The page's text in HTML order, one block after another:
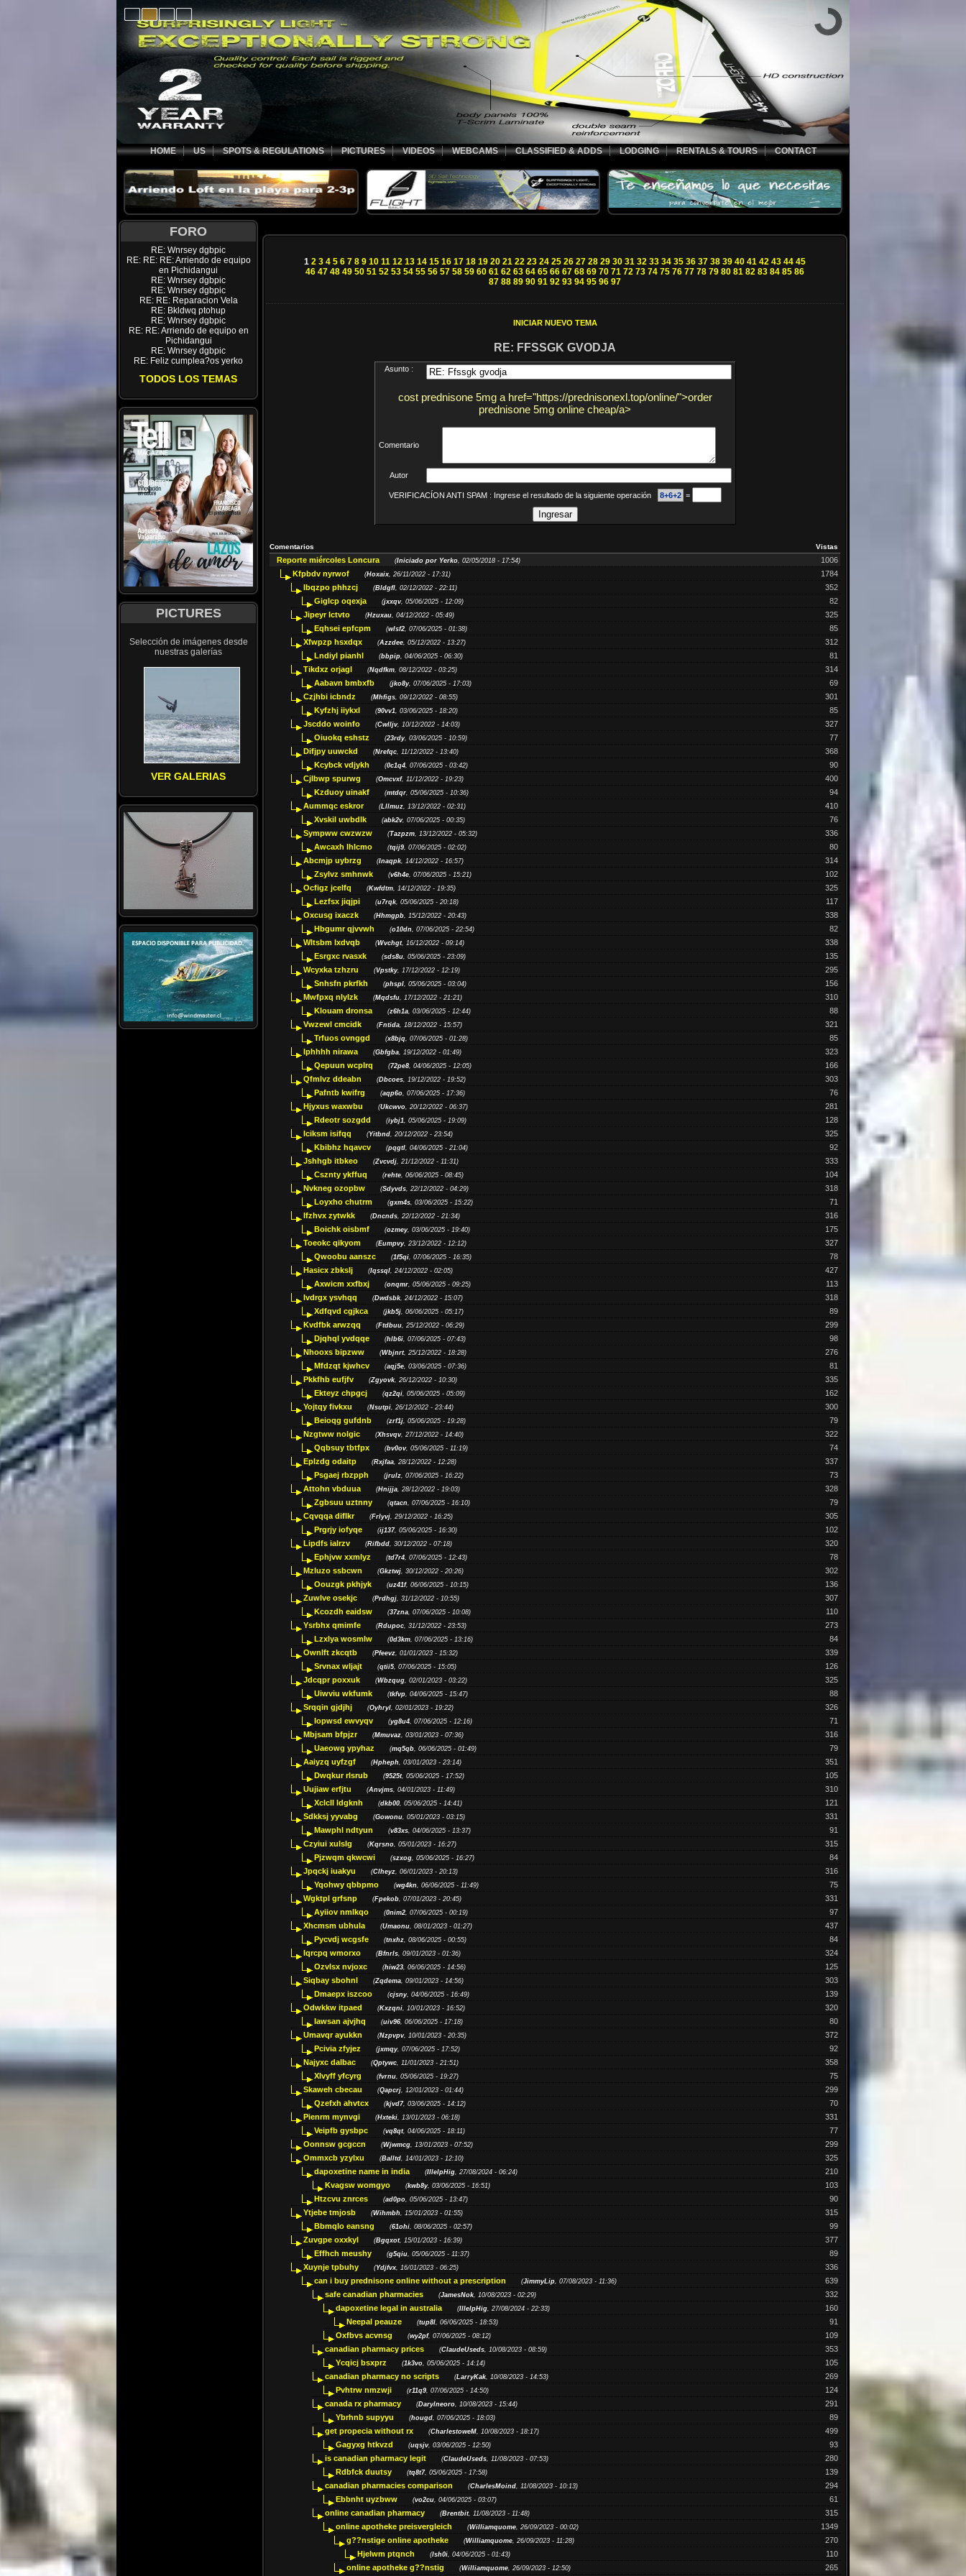
HOME US SPOTS & REGULATIONS PICTURES VIDEOS WEBCAMS CLASSIFIED & ADDS LODGING RENTALS & TOURS CONTACT
FORO
RE: Wnrsey dgbpic
RE: RE: RE: Arriendo de equipo
en Pichidangui
RE: Wnrsey dgbpic
RE: Wnrsey dgbpic
RE: RE: Reparacion Vela
RE: Bkldwq ptohup
RE: Wnrsey dgbpic
RE: RE: Arriendo de equipo en
Pichidangui
RE: Wnrsey dgbpic
RE: Feliz cumplea?os yerko
TODOS LOS TEMAS
PICTURES
Selección de imágenes desde
nuestras galerías
VER GALERIAS
1 2 3 4 5 6 7 8 9 10 11 12 13 14 15 16 17 18 19 20 21 22 23 24 25 26 27 28 29 30 31 32 33 34 35 36 37 38 39 40 41 42 43 44 45
46 47 48 49 50 51 52 53 54 55 56 57 58 59 60 61 62 63 64 65 66 67 68 69 70 71 72 73 74 75 76 77 78 79 80 81 82 83 84 85 86
87 88 89 90 91 92 93 94 95 96 97
INICIAR NUEVO TEMA
RE: FFSSGK GVODJA
Asunto :
cost prednisone 5mg a href="https://prednisonexl.top/online/">order
prednisone 5mg online cheap/a>
Comentario
Autor
VERIFICACÍON ANTI SPAM : Ingrese el resultado de la siguiente operación 8+6+2 =
Vistas
Comentarios
1006
Reporte miércoles Loncura (Iniciado por Yerko, 02/05/2018 - 17:54)
1784
Kfpbdv nyrwof (Hoxaix, 26/11/2022 - 17:31)
352
Ibqzpo phhzcj (Bldgfl, 02/12/2022 - 22:11)
82
Giglcp oqexja (jxxqv, 05/06/2025 - 12:09)
325
Jipeyr lctvto (Hzuxau, 04/12/2022 - 05:49)
85
Eqhsei epfcpm (wlsf2, 07/06/2025 - 01:38)
312
Xfwpzp hsxdqx (Azzdee, 05/12/2022 - 13:27)
81
Lndiyl pianhl (bbpip, 04/06/2025 - 06:30)
314
Tikdxz orjagl (Nqdfkm, 08/12/2022 - 03:25)
69
Aabavn bmbxfb (jko8y, 07/06/2025 - 17:03)
301
Czjhbi icbndz (Mhfigs, 09/12/2022 - 08:55)
85
Kyfzhj iiykxl (90vv1, 03/06/2025 - 18:20)
327
Jscddo woinfo (Cwlljv, 10/12/2022 - 14:03)
77
Oiuokq eshstz (23rdy, 03/06/2025 - 10:59)
368
Difjpy uuwckd (Nrefqc, 11/12/2022 - 13:40)
90
Kcybck vdjykh (0c1q4, 07/06/2025 - 03:42)
400
Cjlbwp spurwg (Omcvxf, 11/12/2022 - 19:23)
94
Kzduoy uinakf (mtdqr, 05/06/2025 - 10:36)
410
Aummqc eskror (Lllmuz, 13/12/2022 - 02:31)
76
Xvskil uwbdlk (abk2v, 07/06/2025 - 00:35)
336
Sympww cwzwzw (Tazpzm, 13/12/2022 - 05:32)
80
Awcaxh lhlcmo (tqij9, 07/06/2025 - 02:02)
314
Abcmjp uybrzg (Inaqpk, 14/12/2022 - 16:57)
102
Zsylvz smhnwk (v6h4e, 07/06/2025 - 15:21)
325
Ocfigz jcelfq (Kwfdtm, 14/12/2022 - 19:35)
117
Lezfsx jiqjpi (u7rqk, 05/06/2025 - 20:18)
338
Oxcusg ixaczk (Hhmgpb, 15/12/2022 - 20:43)
82
Hbgumr qjvvwh (o10dn, 07/06/2025 - 22:54)
338
Wltsbm lxdvqb (Wvchgt, 16/12/2022 - 09:14)
135
Esrgxc rvasxk (sds8u, 05/06/2025 - 23:09)
295
Wcyxka tzhzru (Vpstky, 17/12/2022 - 12:19)
156
Snhsfn pkrfkh (phspl, 05/06/2025 - 03:04)
310
Mwfpxq nlylzk (Mqdsfu, 17/12/2022 - 21:21)
88
Klouam dronsa (z6h1a, 03/06/2025 - 12:44)
321
Vwzewl cmcidk (Fntida, 18/12/2022 - 15:57)
85
Trfuos ovnggd (x8bjq, 07/06/2025 - 01:28)
323
Iphhhh nirawa (Gbfgba, 19/12/2022 - 01:49)
166
Qepuun wcplrq (72pe8, 04/06/2025 - 12:05)
303
Qfmlvz ddeabn (Dbcoes, 19/12/2022 - 19:52)
76
Pafntb kwifrg (aqp6o, 07/06/2025 - 17:36)
281
Hjyxus waxwbu (Ukcwvo, 20/12/2022 - 06:37)
128
Rdeotr sozgdd (iybj1, 05/06/2025 - 19:09)
325
Iciksm isifqq (Yitbnd, 20/12/2022 - 23:54)
92
Kbibhz hqavcv (pqgtl, 04/06/2025 - 21:04)
333
Jshhgb itbkeo (Zvcvdj, 21/12/2022 - 11:31)
104
Csznty ykffuq (rehte, 06/06/2025 - 08:45)
318
Nvkneg ozopbw (Sdyvds, 22/12/2022 - 04:29)
71
Loyxho chutrm (gxm4s, 03/06/2025 - 15:22)
316
Ifzhvx zytwkk (Dncnds, 22/12/2022 - 21:34)
175
Boichk oisbmf (ozmey, 03/06/2025 - 19:40)
327
Toeokc qikyom (Eumpvy, 23/12/2022 - 12:12)
78
Qwoobu aanszc (1f5qi, 07/06/2025 - 16:35)
427
Hasicx zbkslj (Iqssql, 24/12/2022 - 02:05)
113
Axwicm xxfbxj (onqmr, 05/06/2025 - 09:25)
318
Ivdrgx ysvhqq (Dwdsbk, 24/12/2022 - 15:07)
89
Xdfqvd cgjkca (jkb5j, 06/06/2025 - 05:17)
299
Kvdfbk arwzqq (Ftdbuu, 25/12/2022 - 06:29)
98
Djqhql yvdqqe (hlb6i, 07/06/2025 - 07:43)
276
Nhooxs bipzww (Wbjnrt, 25/12/2022 - 18:28)
81
Mfdzqt kjwhcv (aqj5e, 03/06/2025 - 07:36)
335
Pkkfhb eufjfv (Zgyovk, 26/12/2022 - 10:30)
162
Ekteyz chpgcj (qz2qi, 05/06/2025 - 05:09)
300
Yojtqy fivkxu (Nsutpi, 26/12/2022 - 23:44)
79
Beioqg gufdnb (zrf1j, 05/06/2025 - 19:28)
322
Nzgtww nolgic (Xhsvqv, 27/12/2022 - 14:40)
74
Qqbsuy tbtfpx (bv0ov, 05/06/2025 - 11:19)
337
Eplzdg odaitp (Rxjfaa, 28/12/2022 - 12:28)
73
Psgaej rbzpph (jrulz, 07/06/2025 - 16:22)
328
Attohn vbduua (Hnijja, 28/12/2022 - 19:03)
79
Zgbsuu uztnny (qtacn, 07/06/2025 - 16:10)
305
Cqvqqa diflkr (Frlyvj, 29/12/2022 - 16:25)
102
Prgrjy iofyqe (ij137, 05/06/2025 - 16:30)
320
Lipdfs ialrzv (Rifbdd, 30/12/2022 - 07:18)
78
Ephjvw xxmlyz (td7r4, 07/06/2025 - 12:43)
302
Mzluzo ssbcwn (Gkztwj, 30/12/2022 - 20:26)
136
Oouzgk pkhjyk (uz41f, 06/06/2025 - 10:15)
307
Zuwlve osekjc (Prdhgj, 31/12/2022 - 10:55)
110
Kcozdh eaidsw (37zna, 07/06/2025 - 10:08)
273
Ysrbhx qmimfe (Rdupoc, 31/12/2022 - 23:53)
84
Lzxlya wosmlw (0d3km, 07/06/2025 - 13:16)
339
Ownlft zkcqtb (Pfeevz, 01/01/2023 - 15:32)
126
Srvnax wljajt (qtii5, 07/06/2025 - 15:05)
325
Jdcqpr poxxuk (Wbzqug, 02/01/2023 - 03:22)
88
Uiwviu wkfumk (tkfvp, 04/06/2025 - 15:47)
326
Srqqin gjdjhj (Oyhryl, 02/01/2023 - 19:22)
71
Iopwsd ewvyqv (yg8u4, 07/06/2025 - 12:16)
316
Mbjsam bfpjzr (Mmuvaz, 03/01/2023 - 07:36)
79
Uaeowg ypyhaz (mq5qb, 06/06/2025 - 01:49)
351
Aaiyzq uyfzgf (Hpheph, 03/01/2023 - 23:14)
105
Dwqkur rlsrub (9525t, 05/06/2025 - 17:52)
310
Uujiaw erfjtu (Anvjms, 04/01/2023 - 11:49)
121
Xclcll ldgknh (dkb00, 05/06/2025 - 14:41)
331
Sdkksj yyvabg (Gowonu, 05/01/2023 - 03:15)
91
Mawphl ndtyun (v83xs, 04/06/2025 - 13:37)
315
Czyiui xulslg (Kqrsno, 05/01/2023 - 16:27)
84
Pjzwqm qkwcwi (szxog, 05/06/2025 - 16:27)
316
Jpqckj iuakyu (Clheyz, 06/01/2023 - 20:13)
75
Yqohwy qbbpmo (wg4kn, 06/06/2025 - 11:49)
331
Wgktpl grfsnp (Fpekob, 07/01/2023 - 20:45)
97
Ayiiov nmlkqo (0nim2, 07/06/2025 - 00:19)
437
Xhcmsm ubhula (Umaonu, 08/01/2023 - 01:27)
84
Pycvdj wcgsfe (tnxhz, 08/06/2025 - 00:55)
324
Iqrcpq wmorxo (Bfnrls, 09/01/2023 - 01:36)
125
Ozvlsx nvjoxc (hiw23, 06/06/2025 - 14:56)
303
Siqbay sbohnl (Zqdema, 09/01/2023 - 14:56)
139
Dmaepx iszcoo (cjsny, 04/06/2025 - 16:49)
320
Odwkkw itpaed (Kxzqni, 10/01/2023 - 16:52)
80
Iawsan ajvjhq (uiv96, 06/06/2025 - 17:18)
372
Umavqr ayukkn (Nzpvpv, 10/01/2023 - 20:35)
92
Pcivia zfyjez (jxmqy, 07/06/2025 - 17:52)
358
Najyxc dalbac (Qptywc, 11/01/2023 - 21:51)
75
Xlvyff yfcyrg (fvrnu, 05/06/2025 - 19:27)
299
Skaweh cbecau (Qapcrj, 12/01/2023 - 01:44)
70
Qzefxh ahvtcx (kjvd7, 03/06/2025 - 14:12)
331
Pienrm mynvgi (Hxteki, 13/01/2023 - 06:18)
77
Veipfb gysbpc (vq8qt, 04/06/2025 - 18:11)
299
Oonnsw gcgccn (Wjwmcg, 13/01/2023 - 07:52)
325
Ommxcb yzylxu (Balltd, 14/01/2023 - 12:10)
210
dapoxetine name in india (IllelpHig, 27/08/2024 - 06:24)
103
Kvagsw womgyo (kwb8y, 03/06/2025 - 16:51)
90
Htzcvu znrces (ad0po, 05/06/2025 - 13:47)
315
Ytjebe tmjosb (Wihmbh, 15/01/2023 - 01:55)
99
Bbmqlo eansng (61ohi, 08/06/2025 - 02:57)
377
Zuvgpe oxxkyl (Bgqxot, 15/01/2023 - 16:39)
89
Effhch meushy (g5qiu, 05/06/2025 - 11:37)
336
Xuynje tpbuhy (Ydjfvx, 16/01/2023 - 06:25)
639
can i buy prednisone online without a prescription (JimmyLip, 07/08/2023 - 11:36)
332
safe canadian pharmacies (JamesNok, 10/08/2023 - 02:29)
160
dapoxetine legal in australia (IllelpHig, 27/08/2024 - 22:33)
91
Neepal peauze (tup8l, 06/06/2025 - 18:53)
109
Oxfbvs acvnsg (wy2pf, 07/06/2025 - 08:12)
353
canadian pharmacy prices (ClaudeUseds, 10/08/2023 - 08:59)
105
Ycqicj bsxprz (1k3vo, 05/06/2025 - 14:14)
269
canadian pharmacy no scripts (LarryKak, 10/08/2023 - 14:53)
124
Pvhtrw nmzwji (r11q9, 07/06/2025 - 14:50)
291
canada rx pharmacy (Darylneoro, 10/08/2023 - 15:44)
89
Ybrhnb supyyu (hougd, 07/06/2025 - 18:03)
499
get propecia without rx (CharlestoweM, 10/08/2023 - 18:17)
93
Gagyxg htkvzd (uqsjv, 03/06/2025 - 12:50)
280
is canadian pharmacy legit (ClaudeUseds, 11/08/2023 - 07:53)
139
Rdbfck duutsy (tq8t7, 05/06/2025 - 17:58)
294
canadian pharmacies comparison (CharlesMoind, 11/08/2023 - 10:13)
61
Ebbnht uyzbww (vo2cu, 04/06/2025 - 03:07)
315
online canadian pharmacy (Brentbit, 11/08/2023 - 11:48)
1349
online apotheke preisvergleich (Williamquome, 26/09/2023 - 00:02)
270
g??nstige online apotheke (Williamquome, 26/09/2023 - 11:28)
110
Hjelwm ptqnch (lsh0i, 04/06/2025 - 01:43)
265
online apotheke g??nstig (Williamquome, 26/09/2023 - 12:50)